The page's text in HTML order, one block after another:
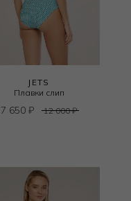
JETS
Плавки слип
7 650 ₽ 12 000₽